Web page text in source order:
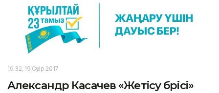
19:32, 19 Сәуір 2017
Александр Касачев «Жетісу бөрісі»